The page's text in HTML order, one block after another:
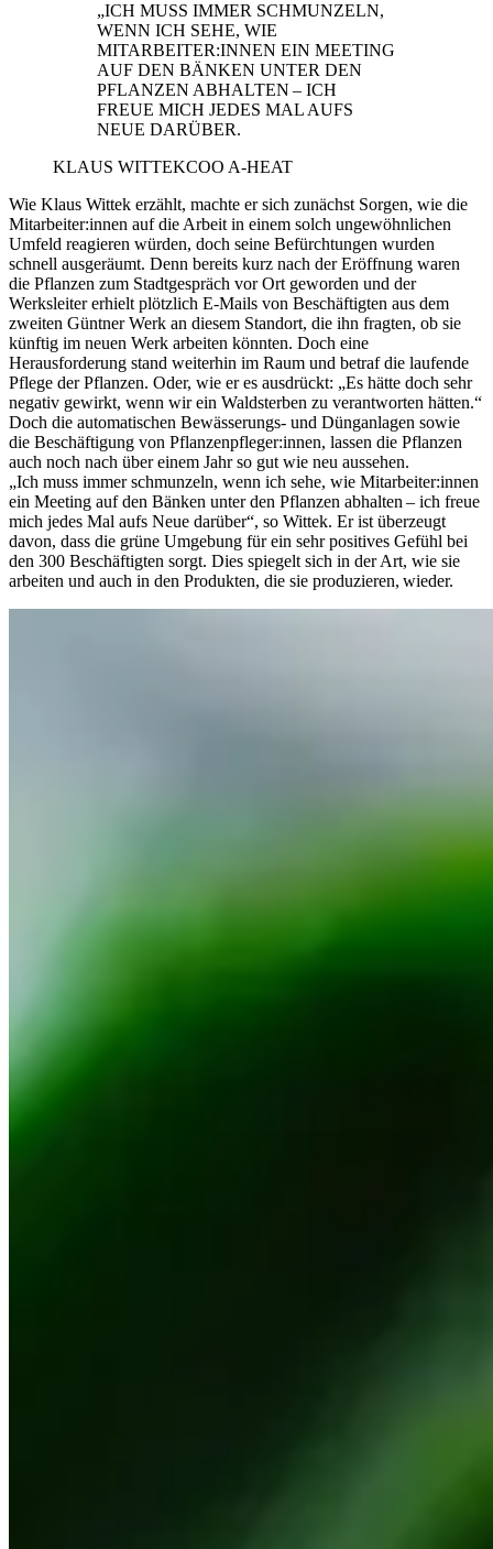
„ICH MUSS IMMER SCHMUNZELN,
WENN ICH SEHE, WIE
MITARBEITER:INNEN EIN MEETING
AUF DEN BÄNKEN UNTER DEN
PFLANZEN ABHALTEN – ICH
FREUE MICH JEDES MAL AUFS
NEUE DARÜBER.
KLAUS WITTEKCOO A-HEAT
Wie Klaus Wittek erzählt, machte er sich zunächst Sorgen, wie die
Mitarbeiter:innen auf die Arbeit in einem solch ungewöhnlichen
Umfeld reagieren würden, doch seine Befürchtungen wurden
schnell ausgeräumt. Denn bereits kurz nach der Eröffnung waren
die Pflanzen zum Stadtgespräch vor Ort geworden und der
Werksleiter erhielt plötzlich E-Mails von Beschäftigten aus dem
zweiten Güntner Werk an diesem Standort, die ihn fragten, ob sie
künftig im neuen Werk arbeiten könnten. Doch eine
Herausforderung stand weiterhin im Raum und betraf die laufende
Pflege der Pflanzen. Oder, wie er es ausdrückt: „Es hätte doch sehr
negativ gewirkt, wenn wir ein Waldsterben zu verantworten hätten.“
Doch die automatischen Bewässerungs- und Dünganlagen sowie
die Beschäftigung von Pflanzenpfleger:innen, lassen die Pflanzen
auch noch nach über einem Jahr so gut wie neu aussehen.
„Ich muss immer schmunzeln, wenn ich sehe, wie Mitarbeiter:innen
ein Meeting auf den Bänken unter den Pflanzen abhalten – ich freue
mich jedes Mal aufs Neue darüber“, so Wittek. Er ist überzeugt
davon, dass die grüne Umgebung für ein sehr positives Gefühl bei
den 300 Beschäftigten sorgt. Dies spiegelt sich in der Art, wie sie
arbeiten und auch in den Produkten, die sie produzieren, wieder.